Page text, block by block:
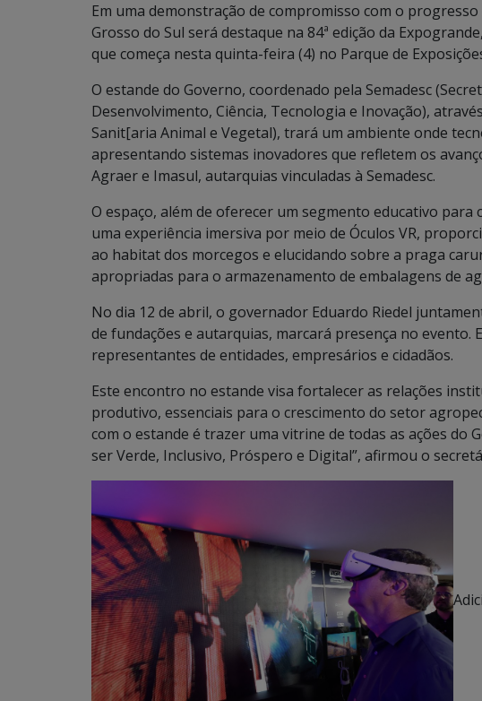
Em uma demonstração de compromisso com o
Grosso do Sul será destaque na 84ª edição da
que começa nesta quinta-feira (4) no Parque de
O estande do Governo, coordenado pela Semadesc
Desenvolvimento, Ciência, Tecnologia e Inovação),
Sanit[aria Animal e Vegetal), trará um ambiente onde
apresentando sistemas inovadores que refletem os
Agraer e Imasul, autarquias vinculadas à Semadesc.
O espaço, além de oferecer um segmento educativo
uma experiência imersiva por meio de Óculos VR,
ao habitat dos morcegos e elucidando sobre a praga
apropriadas para o armazenamento de embalagens de
No dia 12 de abril, o governador Eduardo Riedel
de fundações e autarquias, marcará presença no
representantes de entidades, empresários e cidadãos.
Este encontro no estande visa fortalecer as relações
produtivo, essenciais para o crescimento do setor
com o estande é trazer uma vitrine de todas as ações do
ser Verde, Inclusivo, Próspero e Digital”, afirmou o